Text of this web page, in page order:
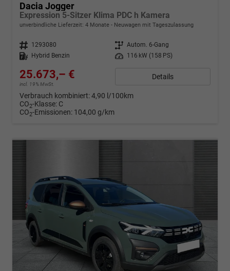
Dacia Jogger
Expression 5-Sitzer Klima PDC h Kamera
unverbindliche Lieferzeit: 4 Monate Neuwagen mit Tageszulassung
Fahrzeugnr. 1293080 Getriebe Autom. 6-Gang
Kraftstoff
Hybrid Benzin Leistung 116 kW (158 PS)
25.673,– €
incl. 19% MwSt.
Details
Verbrauch kombiniert:4,90 l/100km
CO2-Klasse: C
CO2-Emissionen: 104,00 g/km